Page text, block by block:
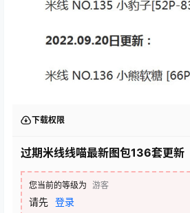
下载权限
过期米线线喵最新图包136套更新
您当前的等级为 游客
请先 登录